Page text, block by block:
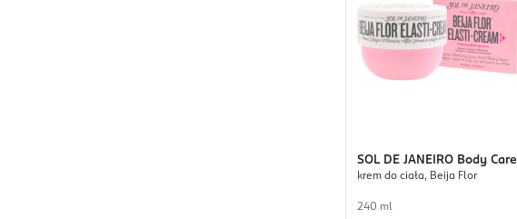
SOL DE JANEIRO Body Care
Elasti-Cream
krem do ciała, Beija Flor
240 ml